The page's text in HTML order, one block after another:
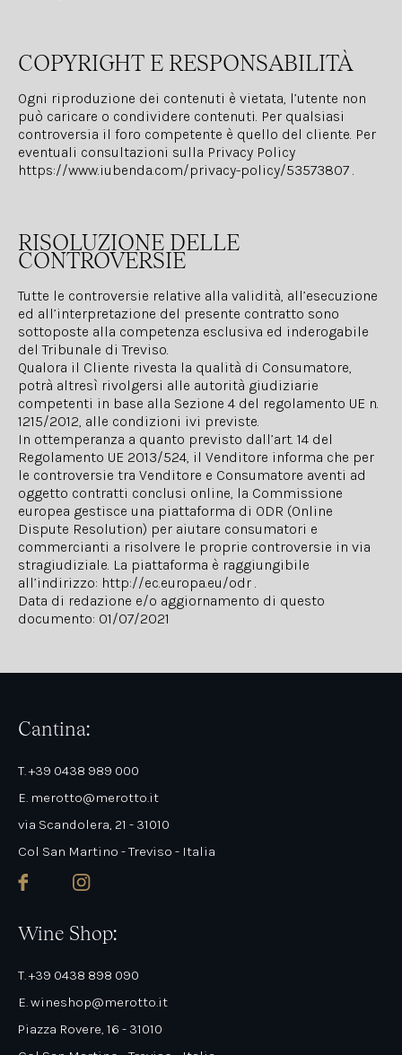
COPYRIGHT E RESPONSABILITÀ
Ogni riproduzione dei contenuti è vietata, l’utente non
può caricare o condividere contenuti. Per qualsiasi
controversia il foro competente è quello del cliente. Per
eventuali consultazioni sulla Privacy Policy
https://www.iubenda.com/privacy-policy/53573807 .
RISOLUZIONE DELLE
CONTROVERSIE
Tutte le controversie relative alla validità, all’esecuzione
ed all’interpretazione del presente contratto sono
sottoposte alla competenza esclusiva ed inderogabile
del Tribunale di Treviso.
Qualora il Cliente rivesta la qualità di Consumatore,
potrà altresì rivolgersi alle autorità giudiziarie
competenti in base alla Sezione 4 del regolamento UE n.
1215/2012, alle condizioni ivi previste.
In ottemperanza a quanto previsto dall’art. 14 del
Regolamento UE 2013/524, il Venditore informa che per
le controversie tra Venditore e Consumatore aventi ad
oggetto contratti conclusi online, la Commissione
europea gestisce una piattaforma di ODR (Online
Dispute Resolution) per aiutare consumatori e
commercianti a risolvere le proprie controversie in via
stragiudiziale. La piattaforma è raggiungibile
all’indirizzo: http://ec.europa.eu/odr .
Data di redazione e/o aggiornamento di questo
documento: 01/07/2021
Cantina:
T. +39 0438 989 000
E. merotto@merotto.it
via Scandolera, 21 - 31010
Col San Martino - Treviso - Italia
Wine Shop:
T. +39 0438 898 090
E. wineshop@merotto.it
Piazza Rovere, 16 - 31010